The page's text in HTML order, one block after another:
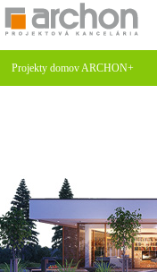
Projekty domov ARCHON+